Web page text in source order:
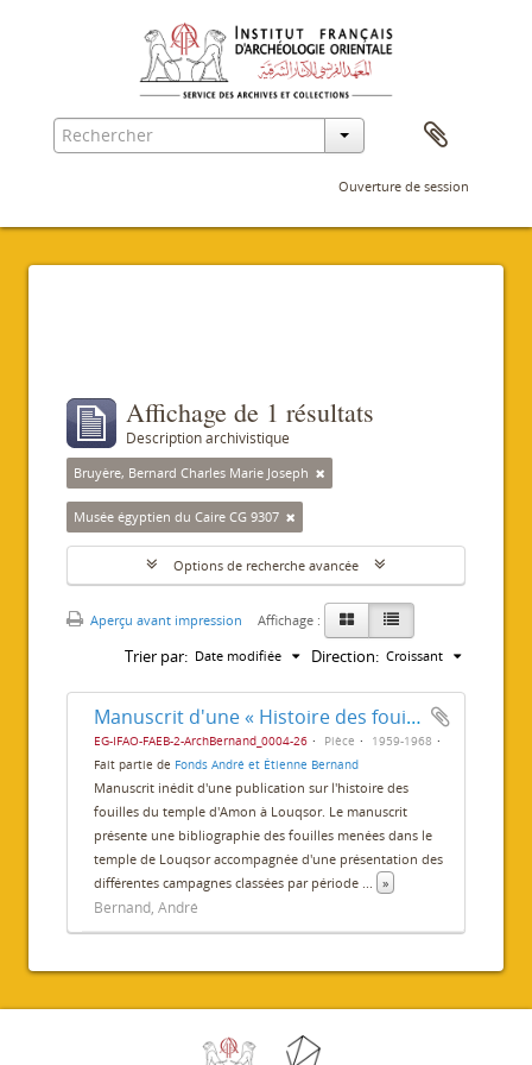
Ouverture de session
Affichage de 1 résultats
Description archivistique
Bruyère, Bernard Charles Marie Joseph
Musée égyptien du Caire CG 9307
Options de recherche avancée
Aperçu avant impression Affichage :
Trier par: Date modifiée Direction: Croissant
Manuscrit d'une « Histoire des fouilles du temple de Louxor »
EG-IFAO-FAEB-2-ArchBernand_0004-26 Pièce
1959-1968
Fait partie de Fonds André et Étienne Bernand
Manuscrit inédit d'une publication sur l'histoire des
fouilles du temple d'Amon à Louqsor. Le manuscrit
présente une bibliographie des fouilles menées dans le
temple de Louqsor accompagnée d'une présentation des
différentes campagnes classées par période ... »
Bernand, André